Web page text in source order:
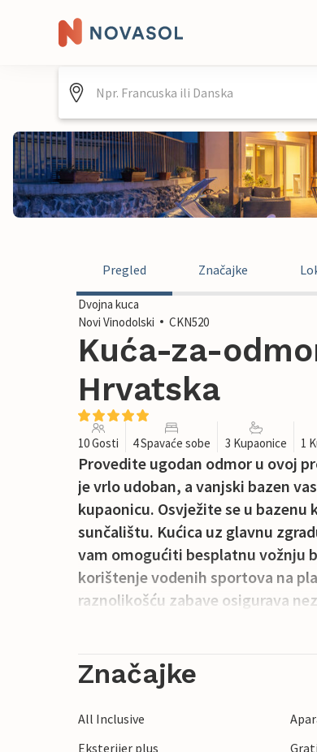
Pregled Značajke
Dvojna kuca
Novi Vinodolski
CKN520
Kuća-za-
Hrvatska
10 Gosti 4 Spavaće sobe 3 Kupaonice 1
Provedite ugodan odmor u ovoj
je vrlo udoban, a vanjski bazen
kupaonicu. Osvježite se u
sunčalištu. Kućica uz glavnu
vam omogućiti besplatnu vožnju
korištenje vodenih sportova na
raznolikošću zabave osigurava
Značajke
All Inclusive
Eksterijer plus